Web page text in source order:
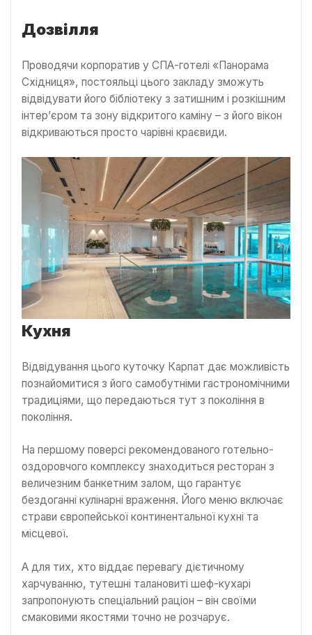
Дозвілля
Проводячи корпоратив у СПА-готелі «Панорама
Східниця», постояльці цього закладу зможуть
відвідувати його бібліотеку з затишним і розкішним
інтер’єром та зону відкритого каміну – з його вікон
відкриваються просто чарівні краєвиди.
Кухня
Відвідування цього куточку Карпат дає можливість
познайомитися з його самобутніми гастрономічними
традиціями, що передаються тут з покоління в
покоління.
На першому поверсі рекомендованого готельно-
оздоровчого комплексу знаходиться ресторан з
величезним банкетним залом, що гарантує
бездоганні кулінарні враження. Його меню включає
страви європейської континентальної кухні та
місцевої.
А для тих, хто віддає перевагу дієтичному
харчуванню, тутешні талановиті шеф-кухарі
запропонують спеціальний раціон – він своїми
смаковими якостями точно не розчарує.